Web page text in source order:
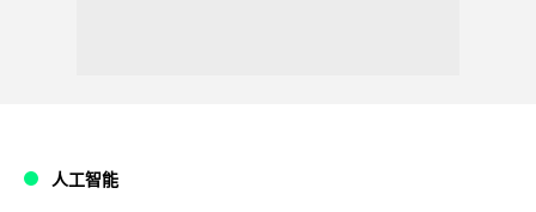
人工智能